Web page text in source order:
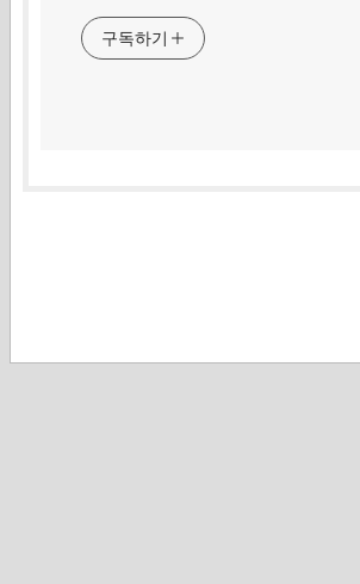
구독하기